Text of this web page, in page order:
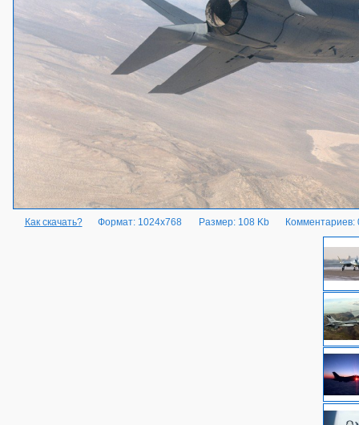
Как скачать? Формат: 1024x768 Размер: 108 Kb Комментариев: